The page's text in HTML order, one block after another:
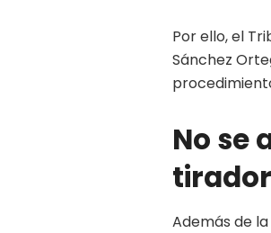
Por ello, el
Sánchez
No se
tirador
Además de